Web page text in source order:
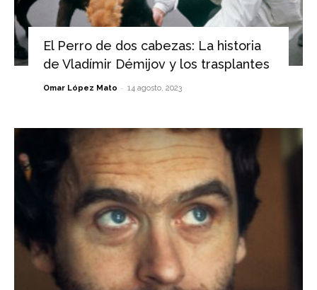
El Perro de dos cabezas: La historia
de Vladímir Démijov y los trasplantes
Omar López Mato - 14 agosto, 2023